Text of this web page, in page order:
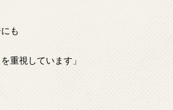
も
重視しています」